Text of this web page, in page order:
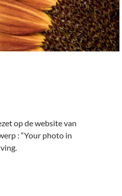
op de website van
: “Your photo in